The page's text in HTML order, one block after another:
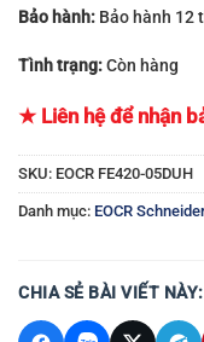
Bảo hành: Bảo hành 12
Tình trạng:Còn hàng
★ Liên hệ để nhận
SKU: EOCR FE420-05DUH
Danh mục: EOCR
CHIA SẺ BÀI VIẾT NÀY: